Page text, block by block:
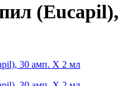
(Eucapil),